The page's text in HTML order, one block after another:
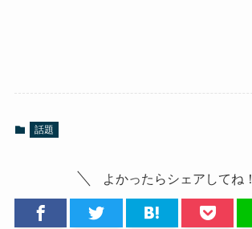
話題
よかったらシェアしてね！